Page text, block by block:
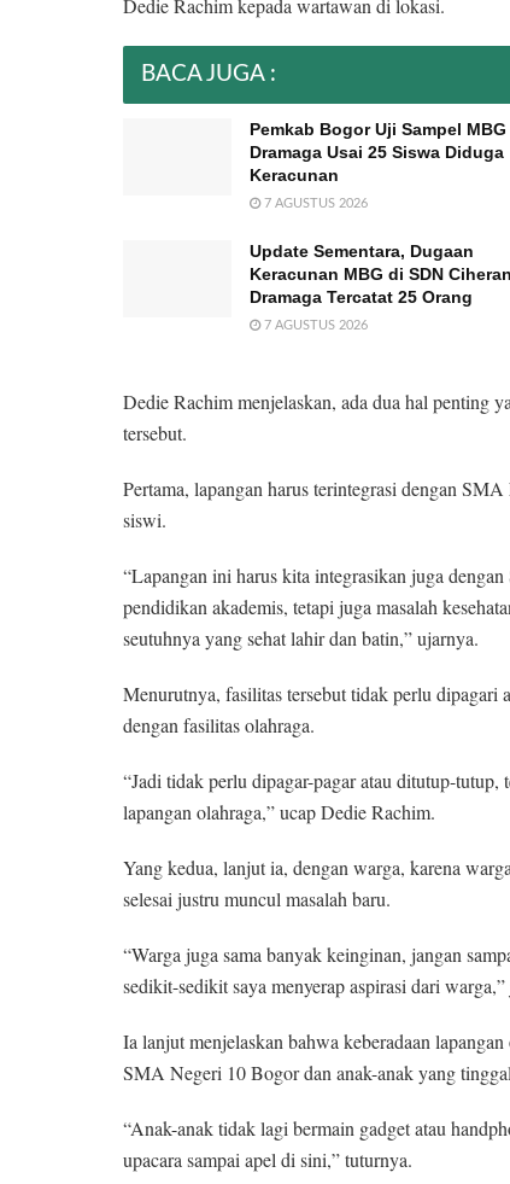
Dedie Rachim kepada wartawan di lokasi.
BACA JUGA :
Pemkab Bogor Uji Sampel MBG
Dramaga Usai 25 Siswa Diduga
Keracunan
7 AGUSTUS 2026
Update Sementara, Dugaan
Keracunan MBG di SDN
Dramaga Tercatat 25 Orang
7 AGUSTUS 2026
Dedie Rachim menjelaskan, ada dua hal penting
tersebut.
Pertama, lapangan harus terintegrasi dengan
siswi.
“Lapangan ini harus kita integrasikan juga
pendidikan akademis, tetapi juga masalah
seutuhnya yang sehat lahir dan batin,” ujarnya.
Menurutnya, fasilitas tersebut tidak perlu dipagari
dengan fasilitas olahraga.
“Jadi tidak perlu dipagar-pagar atau ditutup-
lapangan olahraga,” ucap Dedie Rachim.
Yang kedua, lanjut ia, dengan warga, karena
selesai justru muncul masalah baru.
“Warga juga sama banyak keinginan, jangan
sedikit-sedikit saya menyerap aspirasi dari warga,”
Ia lanjut menjelaskan bahwa keberadaan
SMA Negeri 10 Bogor dan anak-anak yang
“Anak-anak tidak lagi bermain gadget atau
upacara sampai apel di sini,” tuturnya.